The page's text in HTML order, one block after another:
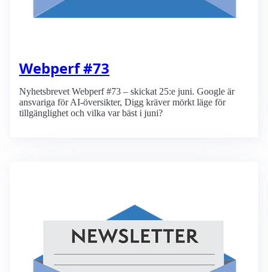
Webperf #73
Nyhetsbrevet Webperf #73 – skickat 25:e juni. Google är
ansvariga för AI-översikter, Digg kräver mörkt läge för
tillgänglighet och vilka var bäst i juni?